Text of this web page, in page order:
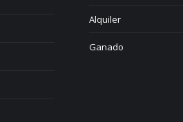
Alquiler
Ganado